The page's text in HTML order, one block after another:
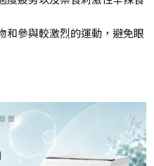
和參與較激烈的運動，避免眼